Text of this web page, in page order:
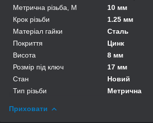
Метрична різьба, М
10 мм
Крок різьби
1.25 мм
Матеріал гайки
Сталь
Покриття
Цинк
Висота
8 мм
Розмір під ключ
17 мм
Стан
Новий
Тип різьби
Метрична
Приховати